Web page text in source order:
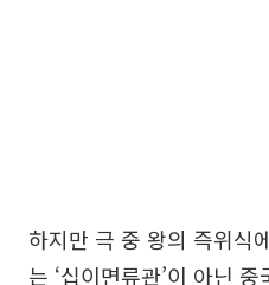
하지만 극 중 왕의 즉위식
는 ‘십이면류관’이 아닌